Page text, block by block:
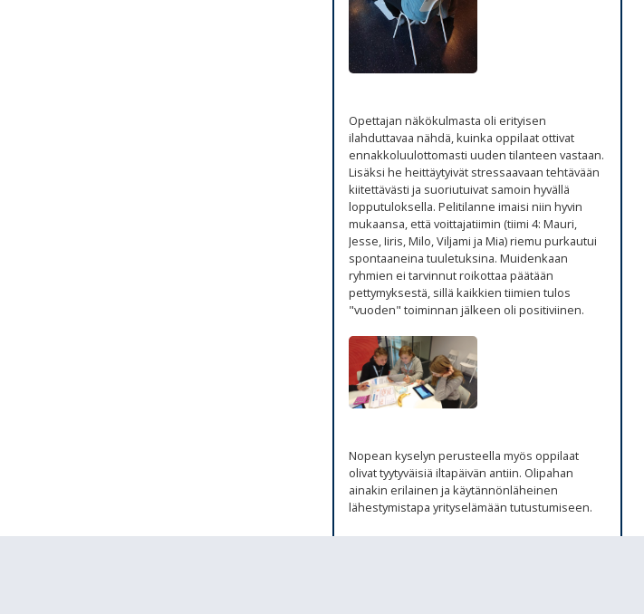
Opettajan näkökulmasta oli erityisen
ilahduttavaa nähdä, kuinka oppilaat ottivat
ennakkoluulottomasti uuden tilanteen vastaan.
Lisäksi he heittäytyivät stressaavaan tehtävään
kiitettävästi ja suoriutuivat samoin hyvällä
lopputuloksella. Pelitilanne imaisi niin hyvin
mukaansa, että voittajatiimin (tiimi 4: Mauri,
Jesse, Iiris, Milo, Viljami ja Mia) riemu purkautui
spontaaneina tuuletuksina. Muidenkaan
ryhmien ei tarvinnut roikottaa päätään
pettymyksestä, sillä kaikkien tiimien tulos
"vuoden" toiminnan jälkeen oli positiviinen.
Nopean kyselyn perusteella myös oppilaat
olivat tyytyväisiä iltapäivän antiin. Olipahan
ainakin erilainen ja käytännönläheinen
lähestymistapa yrityselämään tutustumiseen.
Jesse